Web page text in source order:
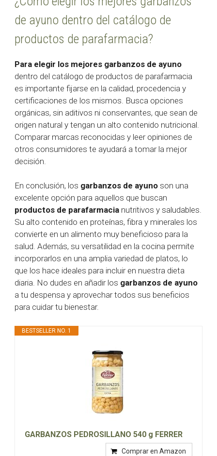
de ayuno dentro del catálogo de
productos de parafarmacia?
Para elegir los mejores garbanzos de ayuno
dentro del catálogo de productos de parafarmacia
es importante fijarse en la calidad, procedencia y
certificaciones de los mismos. Busca opciones
orgánicas, sin aditivos ni conservantes, que sean de
origen natural y tengan un alto contenido nutricional.
Comparar marcas reconocidas y leer opiniones de
otros consumidores te ayudará a tomar la mejor
decisión.
En conclusión, los garbanzos de ayuno son una
excelente opción para aquellos que buscan
productos de parafarmacia nutritivos y saludables.
Su alto contenido en proteínas, fibra y minerales los
convierte en un alimento muy beneficioso para la
salud. Además, su versatilidad en la cocina permite
incorporarlos en una amplia variedad de platos, lo
que los hace ideales para incluir en nuestra dieta
diaria. No dudes en añadir los garbanzos de ayuno
a tu despensa y aprovechar todos sus beneficios
para cuidar tu bienestar.
BESTSELLER NO. 1
GARBANZOS PEDROSILLANO 540 g FERRER
Comprar en Amazon